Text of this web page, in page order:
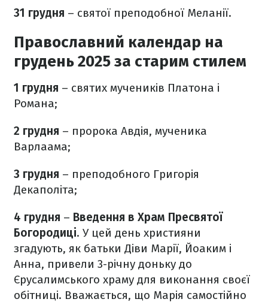
31 грудня – святої преподобної Меланії.
Православний календар на
грудень 2025 за старим стилем
1 грудня – святих мучеників Платона і
Романа;
2 грудня – пророка Авдія, мученика
Варлаама;
3 грудня – преподобного Григорія
Декаполіта;
4 грудня – Введення в Храм Пресвятої
Богородиці. У цей день християни
згадують, як батьки Діви Марії, Йоаким і
Анна, привели 3-річну доньку до
Єрусалимського храму для виконання своєї
обітниці. Вважається, що Марія самостійно